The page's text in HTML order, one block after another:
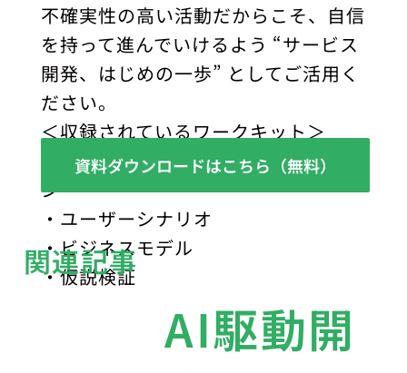
不確実性の高い活動だからこそ、自信
を持って進んでいけるよう “サービス
開発、はじめの一歩” としてご活用く
ださい。
＜収録されているワークキット＞
・解決する課題／顧客／ソリューショ
ン
・ユーザーシナリオ
・ビジネスモデル
・仮説検証
資料ダウンロードはこちら（無料）
関連記事
AI駆動開